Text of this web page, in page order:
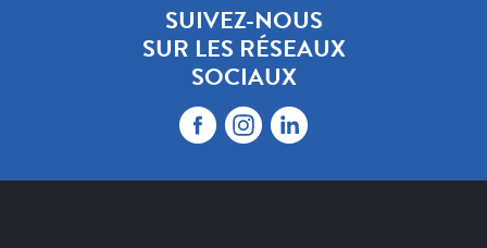
SUIVEZ-NOUS
SUR LES RÉSEAUX
SOCIAUX